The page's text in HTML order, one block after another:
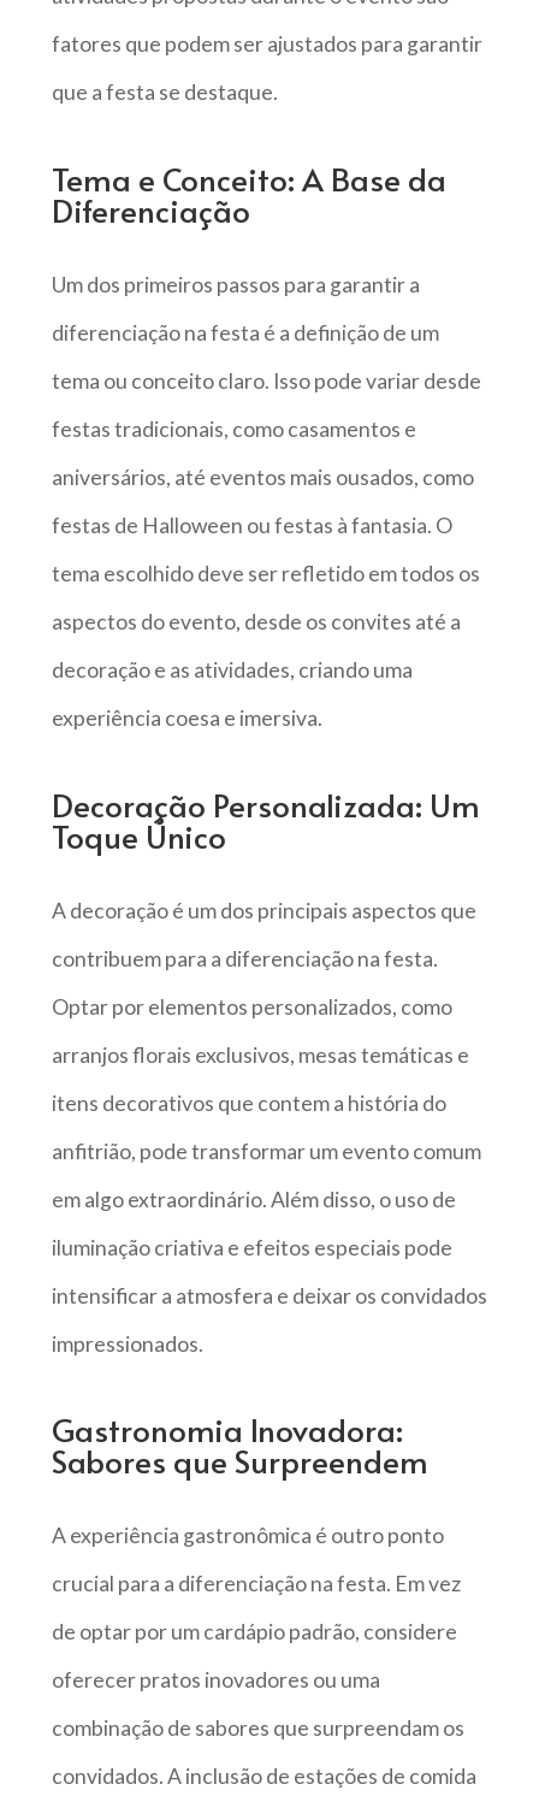
fatores que podem ser ajustados para garantir
que a festa se destaque.
Tema e Conceito: A Base da
Diferenciação
Um dos primeiros passos para garantir a
diferenciação na festa é a definição de um
tema ou conceito claro. Isso pode variar desde
festas tradicionais, como casamentos e
aniversários, até eventos mais ousados, como
festas de Halloween ou festas à fantasia. O
tema escolhido deve ser refletido em todos os
aspectos do evento, desde os convites até a
decoração e as atividades, criando uma
experiência coesa e imersiva.
Decoração Personalizada: Um
Toque Único
A decoração é um dos principais aspectos que
contribuem para a diferenciação na festa.
Optar por elementos personalizados, como
arranjos florais exclusivos, mesas temáticas e
itens decorativos que contem a história do
anfitrião, pode transformar um evento comum
em algo extraordinário. Além disso, o uso de
iluminação criativa e efeitos especiais pode
intensificar a atmosfera e deixar os convidados
impressionados.
Gastronomia Inovadora:
Sabores que Surpreendem
A experiência gastronômica é outro ponto
crucial para a diferenciação na festa. Em vez
de optar por um cardápio padrão, considere
oferecer pratos inovadores ou uma
combinação de sabores que surpreendam os
convidados. A inclusão de estações de comida